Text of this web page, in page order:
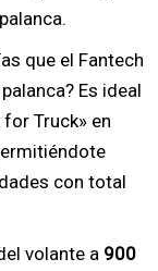
que el Fantech
Es ideal
Truck» en
con total
volante a 900